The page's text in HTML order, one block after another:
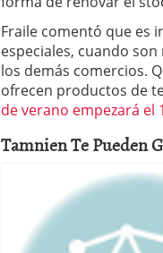
Fraile comentó que es
especiales, cuando
los demás comercios.
ofrecen productos de
de verano empezará el
Tamnien Te Pueden